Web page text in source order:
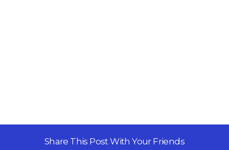
Share This Post With Your Friends